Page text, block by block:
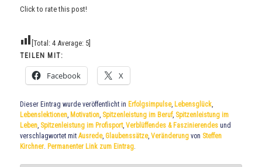
Click to rate this post!
[Total:4 Average: 5]
TEILEN MIT:
Facebook X
Dieser Eintrag wurde veröffentlicht in Erfolgsimpulse, Lebensglück
Lebenslektionen Motivation Spitzenleistung im Beruf, Spitzenleistung im
Leben Spitzenleistung im Profisport,Verblüffendes & Faszinierendes und
verschlagwortet mitAusrede,Glaubenssätze,Veränderung von Steffen
Kirchner Permanenter Link zum Eintrag